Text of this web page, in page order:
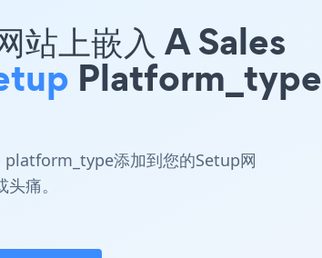
站上嵌入 A Sales
Platform_type
platform_type添加到您的Setup网
痛。